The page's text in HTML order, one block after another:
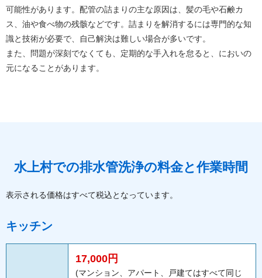
可能性があります。配管の詰まりの主な原因は、髪の毛や石鹸カ
ス、油や食べ物の残骸などです。詰まりを解消するには専門的な知
識と技術が必要で、自己解決は難しい場合が多いです。
また、問題が深刻でなくても、定期的な手入れを怠ると、においの
元になることがあります。
水上村での排水管洗浄の料金と作業時間
表示される価格はすべて税込となっています。
キッチン
17,000円
(マンション、アパート、戸建てはすべて同じ